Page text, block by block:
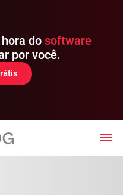
do software
por você.